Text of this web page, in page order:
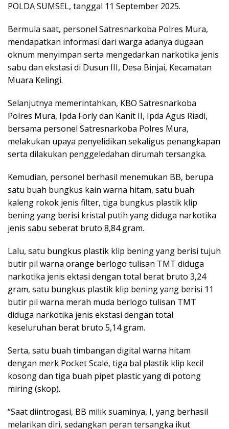
POLDA SUMSEL, tanggal 11 September 2025.
Bermula saat, personel Satresnarkoba Polres Mura,
mendapatkan informasi dari warga adanya dugaan
oknum menyimpan serta mengedarkan narkotika jenis
sabu dan ekstasi di Dusun III, Desa Binjai, Kecamatan
Muara Kelingi.
Selanjutnya memerintahkan, KBO Satresnarkoba
Polres Mura, Ipda Forly dan Kanit II, Ipda Agus Riadi,
bersama personel Satresnarkoba Polres Mura,
melakukan upaya penyelidikan sekaligus penangkapan
serta dilakukan penggeledahan dirumah tersangka.
Kemudian, personel berhasil menemukan BB, berupa
satu buah bungkus kain warna hitam, satu buah
kaleng rokok jenis filter, tiga bungkus plastik klip
bening yang berisi kristal putih yang diduga narkotika
jenis sabu seberat bruto 8,84 gram.
Lalu, satu bungkus plastik klip bening yang berisi tujuh
butir pil warna orange berlogo tulisan TMT diduga
narkotika jenis ektasi dengan total berat bruto 3,24
gram, satu bungkus plastik klip bening yang berisi 11
butir pil warna merah muda berlogo tulisan TMT
diduga narkotika jenis ekstasi dengan total
keseluruhan berat bruto 5,14 gram.
Serta, satu buah timbangan digital warna hitam
dengan merk Pocket Scale, tiga bal plastik klip kecil
kosong dan tiga buah pipet plastic yang di potong
miring (skop).
“Saat diintrogasi, BB milik suaminya, I, yang berhasil
melarikan diri, sedangkan peran tersangka ikut